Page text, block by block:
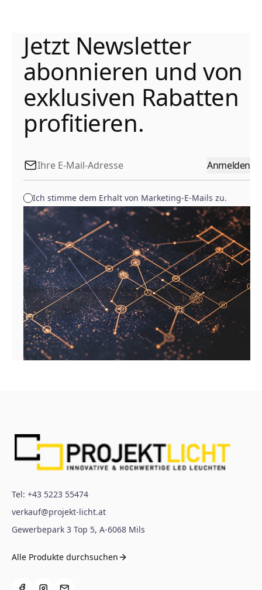
Jetzt Newsletter
abonnieren und von
exklusiven Rabatten
profitieren.
Anmelden
Ich stimme dem Erhalt von Marketing-E-Mails zu.
Tel: +43 5223 55474
verkauf@projekt-licht.at
Gewerbepark 3 Top 5, A-6068 Mils
Alle Produkte durchsuchen